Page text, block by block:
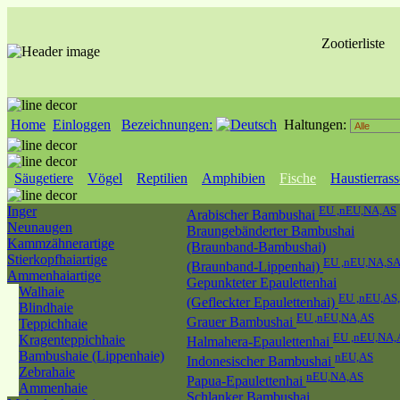
Zootierliste
Home Einloggen Bezeichnungen: Haltungen:
Säugetiere Vögel Reptilien Amphibien Fische
Inger
Neunaugen
Kammzähnerartige
Stierkopfhaiartige
Ammenhaiartige
Walhaie
Blindhaie
Teppichhaie
Kragenteppichhaie
Bambushaie (Lippenhaie)
Zebrahaie
Ammenhaie
Arabischer Bambushai EU ,nEU,NA,AS
Braungebänderter Bambushai
(Braunband-Bambushai)
(Braunband-Lippenhai) EU
Gepunkteter Epaulettenhai
(Gefleckter Epaulettenhai) EU
Grauer Bambushai EU ,nEU,NA,AS
Halmahera-Epaulettenhai EU
Indonesischer Bambushai nEU,AS
Papua-Epaulettenhai nEU,NA,AS
Schlanker Bambushai